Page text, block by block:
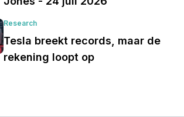
Research
Tesla breekt records, maar de
rekening loopt op